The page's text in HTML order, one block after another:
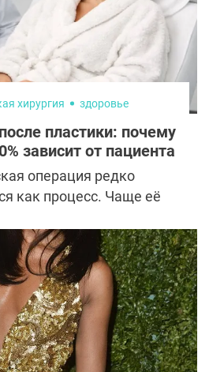
хирургия здоровье
пластики: почему
зависит от пациента
операция редко
как процесс. Чаще её
только дождаться
хирурга, дата операции,
восстановления и новая
В реальности всё
Операция является лишь
Итог формируется
период заживления. И